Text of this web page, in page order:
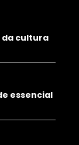
da cultura
essencial